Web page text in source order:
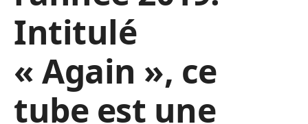
Intitulé
« Again », ce
tube est une